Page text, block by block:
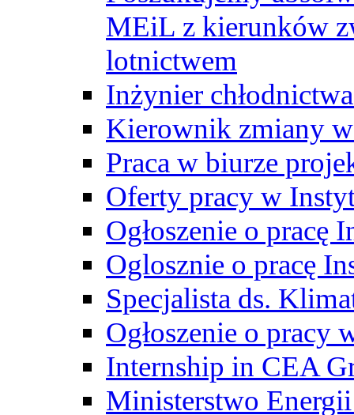
MEiL z kierunków
lotnictwem
Inżynier
Kierownik zmiany
Praca w biurze
Oferty pracy w
Ogłoszenie o pracę
Oglosznie o pracę
Specjalista ds.
Ogłoszenie o pracy
Internship in CEA
Ministerstwo